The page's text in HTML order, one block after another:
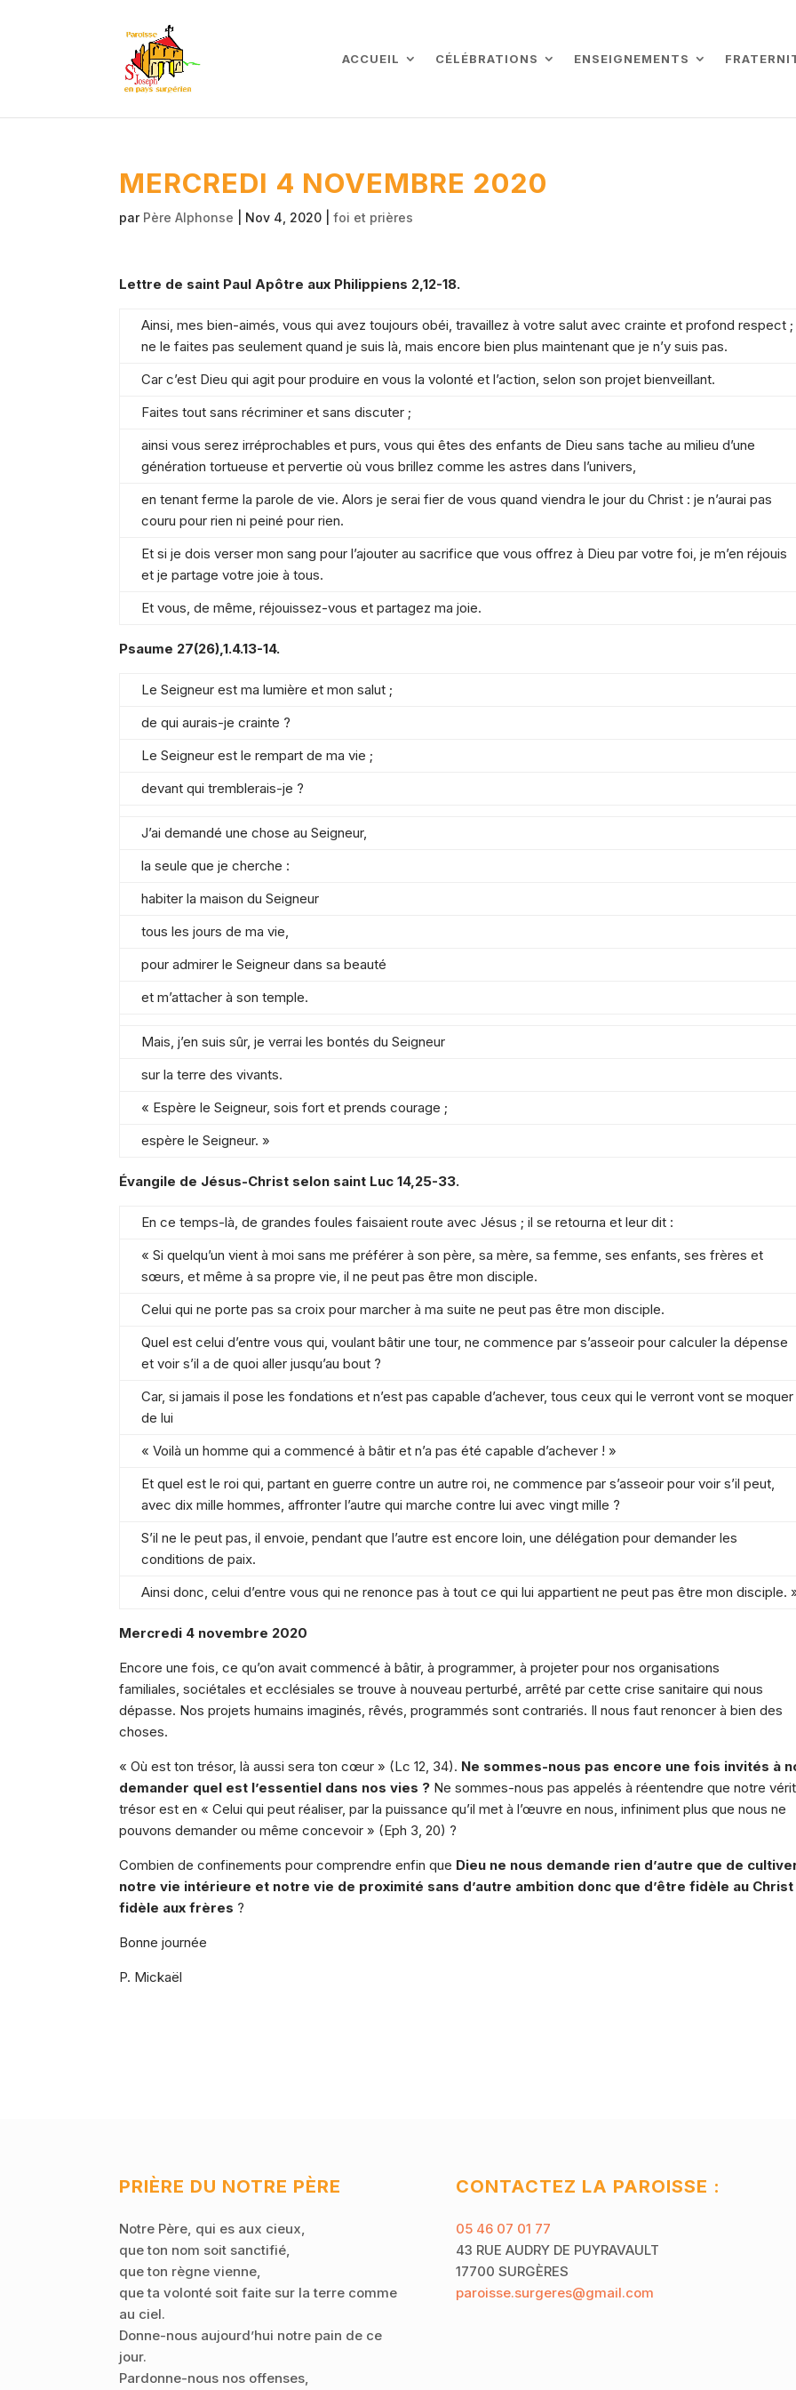
ACCUEIL CÉLÉBRATIONS ENSEIGNEMENTS
MERCREDI 4 NOVEMBRE 2020
par Père Alphonse Nov 4, 2020 |foi et prières
Lettre de saint Paul Apôtre aux Philippiens 2,12-18.
Ainsi, mes bien-aimés, vous qui avez toujours obéi, travaillez à votre salut avec crainte et profond respect ;
ne le faites pas seulement quand je suis là, mais encore bien plus maintenant que je n’y suis pas.
Car c’est Dieu qui agit pour produire en vous la volonté et l’action, selon son projet bienveillant.
Faites tout sans récriminer et sans discuter ;
ainsi vous serez irréprochables et purs, vous qui êtes des enfants de Dieu sans tache au milieu d’une
génération tortueuse et pervertie où vous brillez comme les astres dans l’univers,
en tenant ferme la parole de vie. Alors je serai fier de vous quand viendra le jour du Christ : je n’aurai pas
couru pour rien ni peiné pour rien.
Et si je dois verser mon sang pour l’ajouter au sacrifice que vous offrez à Dieu par votre foi, je m’en réjouis
et je partage votre joie à tous.
Et vous, de même, réjouissez-vous et partagez ma joie.
Psaume 27(26),1.4.13-14.
Le Seigneur est ma lumière et mon salut ;
de qui aurais-je crainte ?
Le Seigneur est le rempart de ma vie ;
devant qui tremblerais-je ?
J’ai demandé une chose au Seigneur,
la seule que je cherche :
habiter la maison du Seigneur
tous les jours de ma vie,
pour admirer le Seigneur dans sa beauté
et m’attacher à son temple.
Mais, j’en suis sûr, je verrai les bontés du Seigneur
sur la terre des vivants.
« Espère le Seigneur, sois fort et prends courage ;
espère le Seigneur. »
Évangile de Jésus-Christ selon saint Luc 14,25-33.
En ce temps-là, de grandes foules faisaient route avec Jésus ; il se retourna et leur dit :
« Si quelqu’un vient à moi sans me préférer à son père, sa mère, sa femme, ses enfants, ses frères et
sœurs, et même à sa propre vie, il ne peut pas être mon disciple.
Celui qui ne porte pas sa croix pour marcher à ma suite ne peut pas être mon disciple.
Quel est celui d’entre vous qui, voulant bâtir une tour, ne commence par s’asseoir pour calculer la dépense
et voir s’il a de quoi aller jusqu’au bout ?
Car, si jamais il pose les fondations et n’est pas capable d’achever, tous ceux qui le verront vont se moquer
de lui
« Voilà un homme qui a commencé à bâtir et n’a pas été capable d’achever ! »
Et quel est le roi qui, partant en guerre contre un autre roi, ne commence par s’asseoir pour voir s’il peut,
avec dix mille hommes, affronter l’autre qui marche contre lui avec vingt mille ?
S’il ne le peut pas, il envoie, pendant que l’autre est encore loin, une délégation pour demander les
conditions de paix.
Ainsi donc, celui d’entre vous qui ne renonce pas à tout ce qui lui appartient ne peut pas être mon disciple.
Mercredi 4 novembre 2020
Encore une fois, ce qu’on avait commencé à bâtir, à programmer, à projeter pour nos organisations
familiales, sociétales et ecclésiales se trouve à nouveau perturbé, arrêté par cette crise sanitaire qui nous
dépasse. Nos projets humains imaginés, rêvés, programmés sont contrariés. Il nous faut renoncer à bien des
choses.
« Où est ton trésor, là aussi sera ton cœur » (Lc 12, 34). Ne sommes-nous pas encore une fois invités à
demander quel est l’essentiel dans nos vies ? Ne sommes-nous pas appelés à réentendre que notre
trésor est en « Celui qui peut réaliser, par la puissance qu’il met à l’œuvre en nous, infiniment plus que nous ne
pouvons demander ou même concevoir » (Eph 3, 20) ?
Combien de confinements pour comprendre enfin que Dieu ne nous demande rien d’autre que de
notre vie intérieure et notre vie de proximité sans d’autre ambition donc que d’être fidèle au
fidèle aux frères ?
Bonne journée
P. Mickaël
PRIÈRE DU NOTRE PÈRE
Notre Père, qui es aux cieux,
que ton nom soit sanctifié,
que ton règne vienne,
que ta volonté soit faite sur la terre comme
au ciel.
Donne-nous aujourd’hui notre pain de ce
jour.
Pardonne-nous nos offenses,
CONTACTEZ LA PAROISSE :
05 46 07 01 77
43 RUE AUDRY DE PUYRAVAULT
17700 SURGÈRES
paroisse.surgeres@gmail.com